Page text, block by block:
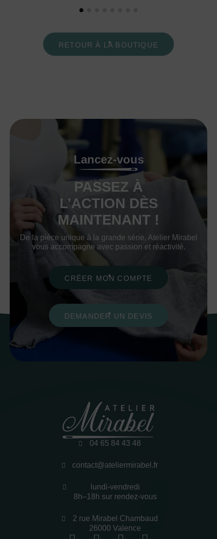
RETOUR À LA BOUTIQUE
Lancez-vous
PASSEZ À
L’ACTION DÈS
MAINTENANT !
De la pièce unique à la grande série, Atelier Mirabel
vous accompagne avec passion et réactivité.
CRÉER MON COMPTE
DEMANDER UN DEVIS
04 65 84 43 48
contact@ateliermirabel.fr
lundi-vendredi
8h–18h sur rendez-vous
2 rue Mirabel Chambaud
26000 Valence